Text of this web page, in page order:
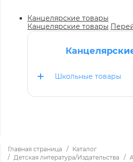
Канцелярские товары
Канцелярские товары
Школьные товары
Главная страница
Каталог
Детская литература/Издательства